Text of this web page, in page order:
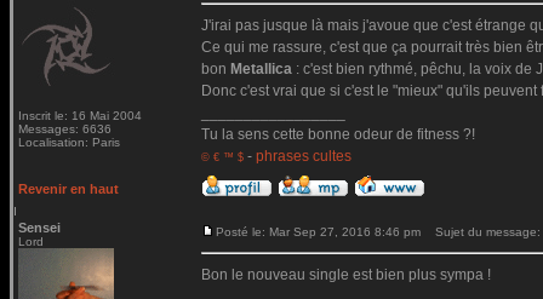
Inscrit le: 16 Mai 2004
Messages: 6636
Localisation: Paris
J'irai pas jusque là mais j'avoue que c'est étrange
Ce qui me rassure, c'est que ça pourrait très bien
bon Metallica : c'est bien rythmé, pêchu, la voix de
Donc c'est vrai que si c'est le "mieux" qu'ils
Tu la sens cette bonne odeur de fitness ?!
© € ™ $ - phrases cultes
Revenir en haut
Sensei
Lord
Posté le: Mar Sep 27, 2016 8:46 pm Sujet du message:
Bon le nouveau single est bien plus sympa !